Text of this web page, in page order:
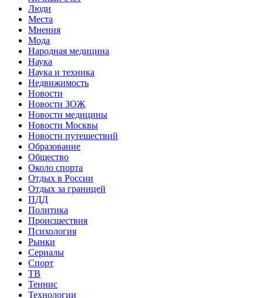
Люди
Места
Мнения
Мода
Народная медицина
Наука
Наука и техника
Недвижимость
Новости
Новости ЗОЖ
Новости медицины
Новости Москвы
Новости путешествий
Образование
Общество
Около спорта
Отдых в России
Отдых за границей
ПДД
Политика
Происшествия
Психология
Рынки
Сериалы
Спорт
ТВ
Теннис
Технологии